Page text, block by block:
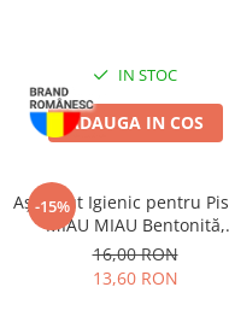
Perii & Piepteni Pisici
Accesorii Pisici
Ansambluri Pisici
Castroane & Adapatori
Cuști & Genți Pisici
Litiere Pisici
IN STOC
ADAUGA IN COS
-15%
Așternut Igienic pentru
MIAU MIAU Bentonită,
Lavandă, 5kg
16,00 RON
13,60 RON